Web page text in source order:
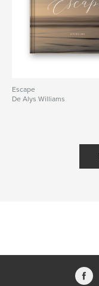
Escape
De Alys Williams